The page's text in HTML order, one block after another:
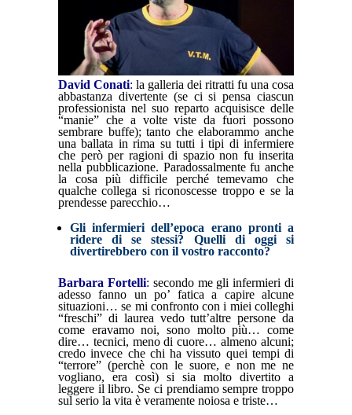
David Conati: la galleria dei ritratti fu una cosa
abbastanza divertente (se ci si pensa ciascun
professionista nel suo reparto acquisisce delle
“manie” che a volte viste da fuori possono
sembrare buffe); tanto che elaborammo anche
una ballata in rima su tutti i tipi di infermiere
che però per ragioni di spazio non fu inserita
nella pubblicazione. Paradossalmente fu anche
la cosa più difficile perché temevamo che
qualche collega si riconoscesse troppo e se la
prendesse parecchio…
Gli infermieri dell’epoca erano pronti a
ridere di se stessi? Quelli di oggi si
divertirebbero con il vostro racconto?
Barbara Fortelli: secondo me gli infermieri di
adesso fanno un po’ fatica a capire alcune
situazioni… se mi confronto con i miei colleghi
“freschi” di laurea vedo tutt’altre persone da
come eravamo noi, sono molto più… come
dire… tecnici, meno di cuore… almeno alcuni;
credo invece che chi ha vissuto quei tempi di
“terrore” (perchè con le suore, e non me ne
vogliano, era così) si sia molto divertito a
leggere il libro. Se ci prendiamo sempre troppo
sul serio la vita è veramente noiosa e triste…